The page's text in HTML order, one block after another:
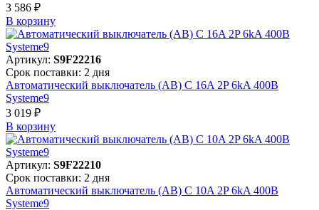
3 586 ₽
В корзинy
Артикул: S9F22216
Срок поставки: 2 дня
Автоматический выключатель (АВ) C 16A 2P 6kA 400В
Systeme9
3 019 ₽
В корзинy
Артикул: S9F22210
Срок поставки: 2 дня
Автоматический выключатель (АВ) C 10A 2P 6kA 400В
Systeme9